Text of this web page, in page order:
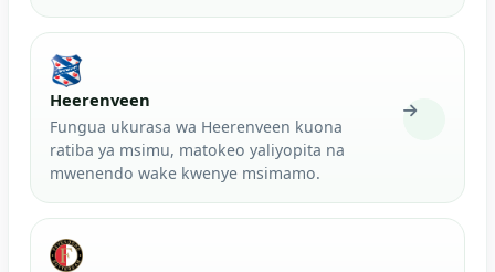
Heerenveen
Fungua ukurasa wa Heerenveen kuona
ratiba ya msimu, matokeo yaliyopita na
mwenendo wake kwenye msimamo.